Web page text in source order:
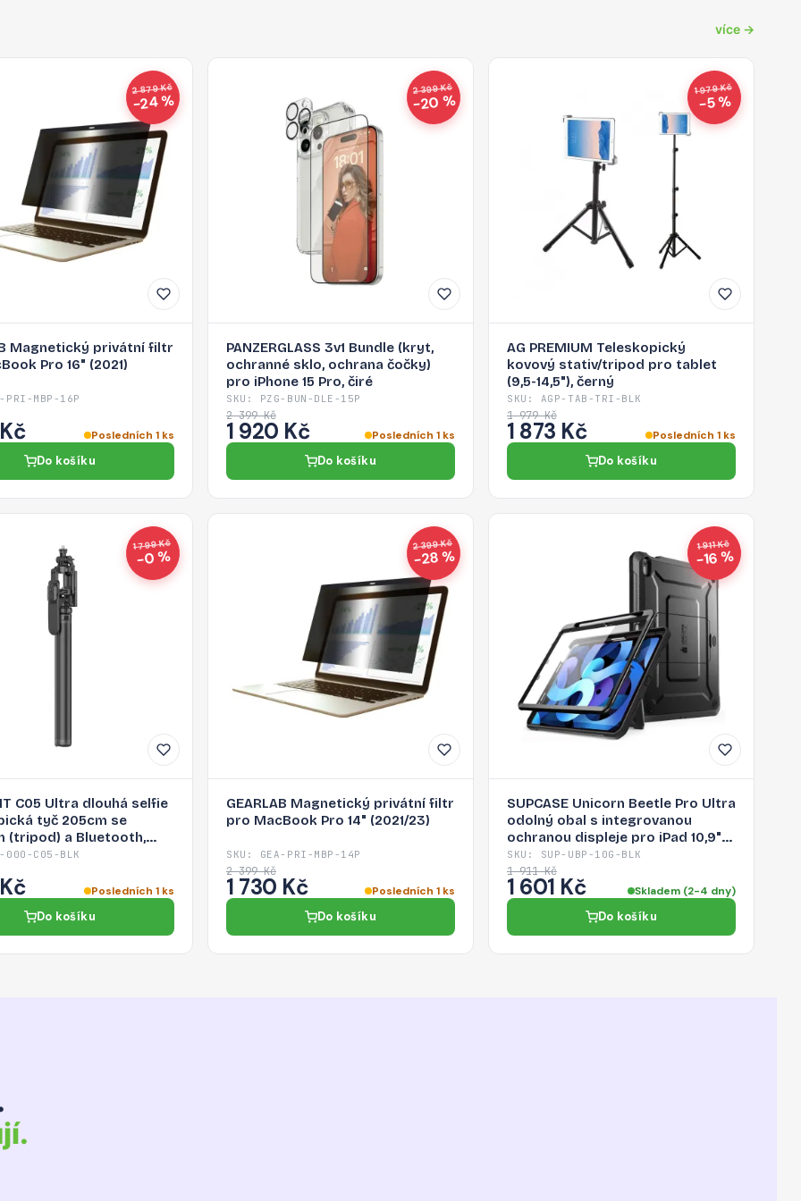
více →
2 879 Kč
−24 %
Magnetický privátní filtr
Pro 16" (2021)
PRI-MBP-16P
Posledních 1 ks
Do košíku
2 399 Kč
−20 %
PANZERGLASS 3v1 Bundle (kryt,
ochranné sklo, ochrana čočky)
pro iPhone 15 Pro, čiré
SKU: PZG-BUN-DLE-15P
2 399 Kč
1 920 Kč Posledních 1 ks
Do košíku
1 979 Kč
−5 %
AG PREMIUM Teleskopický
kovový stativ/tripod pro tablet
(9,5-14,5"), černý
SKU: AGP-TAB-TRI-BLK
1 979 Kč
1 873 Kč Posledních 1 ks
Do košíku
1 799 Kč
−0 %
C05 Ultra dlouhá selfie
tyč 205cm se
(tripod) a Bluetooth,
000-C05-BLK
Posledních 1 ks
Do košíku
2 399 Kč
−28 %
GEARLAB Magnetický privátní filtr
pro MacBook Pro 14" (2021/23)
SKU: GEA-PRI-MBP-14P
2 399 Kč
1 730 Kč Posledních 1 ks
Do košíku
1 911 Kč
−16 %
SUPCASE Unicorn Beetle Pro Ultra
odolný obal s integrovanou
ochranou displeje pro iPad 10,9"
(10.gen./2022), černý
SKU: SUP-UBP-10G-BLK
1 911 Kč
1 601 Kč Skladem (2-4 dny)
Do košíku